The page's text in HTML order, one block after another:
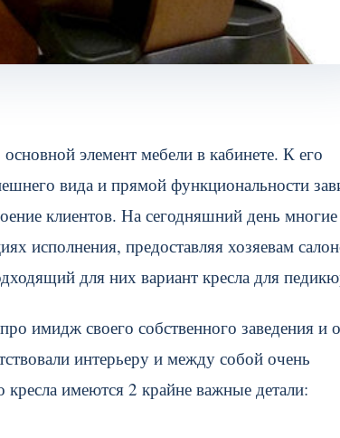
элемент мебели в кабинете. К его
вида и прямой функциональности
клиентов. На сегодняшний день многие
исполнения, предоставляя хозяевам
для них вариант кресла для
имидж своего собственного заведения и
интерьеру и между собой очень
имеются 2 крайне важные детали: